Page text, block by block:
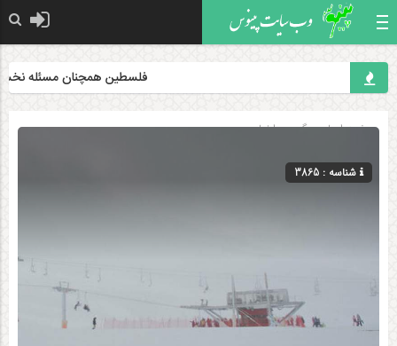
فلسطین همچنان مسئله نخست
صفحه اصلی» گروه »اخبار
شناسه : 3865